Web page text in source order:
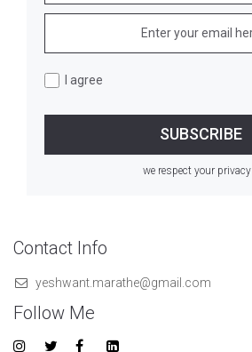
I agree
we respect your privacy
Contact Info
yeshwant.marathe@gmail.com
Follow Me